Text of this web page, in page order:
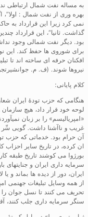
به مساله نفت شمال ارتباطی
بهره وری از نفت شمال :
نمی کرد زیرا این قرارداد به
گذاشت. ثانیا”، این قرارداد
بود. دیگر نفت شمالی وجود
برای شوروی ها حفظ کند. این
افکنان حرفه ای ساخته اند تا
نیروها شوند. (ف. م. جوانشیرتجربه ۲۸
کلام پایانی:
هنگامی که حزب تودۀ ایران
لوحه خود قرار داد، هیچ
«امپریالیسم» را بر زبان
غریب و ناآشنا داشت. گویی سِّر
آن حرام بود. خدماتی که حزب
ان کرده، در تاریخ سایر
بورژوا می کوشند تاریخ طبقه
سرمایه داری ایران و جنایتهای
ایران، دور از دیده ها بماند و
از همه وسایل تبلیغات جهنمی
تحریف می کنند تا نسل جوان
سنگر سرمایه داری جلب کنند،